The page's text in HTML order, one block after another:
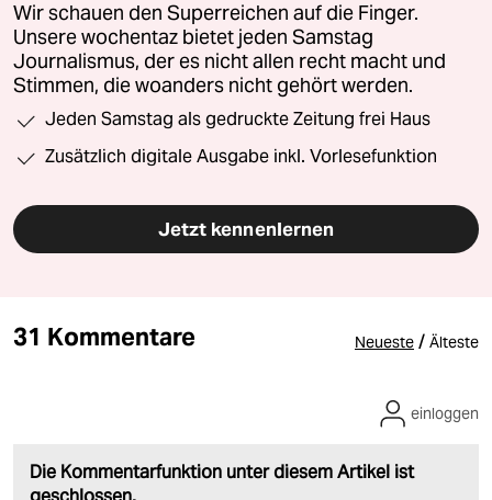
Wir schauen den Superreichen auf die Finger.
Unsere wochentaz bietet jeden Samstag
Journalismus, der es nicht allen recht macht und
Stimmen, die woanders nicht gehört werden.
Jeden Samstag als gedruckte Zeitung frei Haus
Zusätzlich digitale Ausgabe inkl. Vorlesefunktion
Jetzt kennenlernen
31 Kommentare Neueste / Älteste
Die Kommentarfunktion unter diesem Artikel ist
einloggen